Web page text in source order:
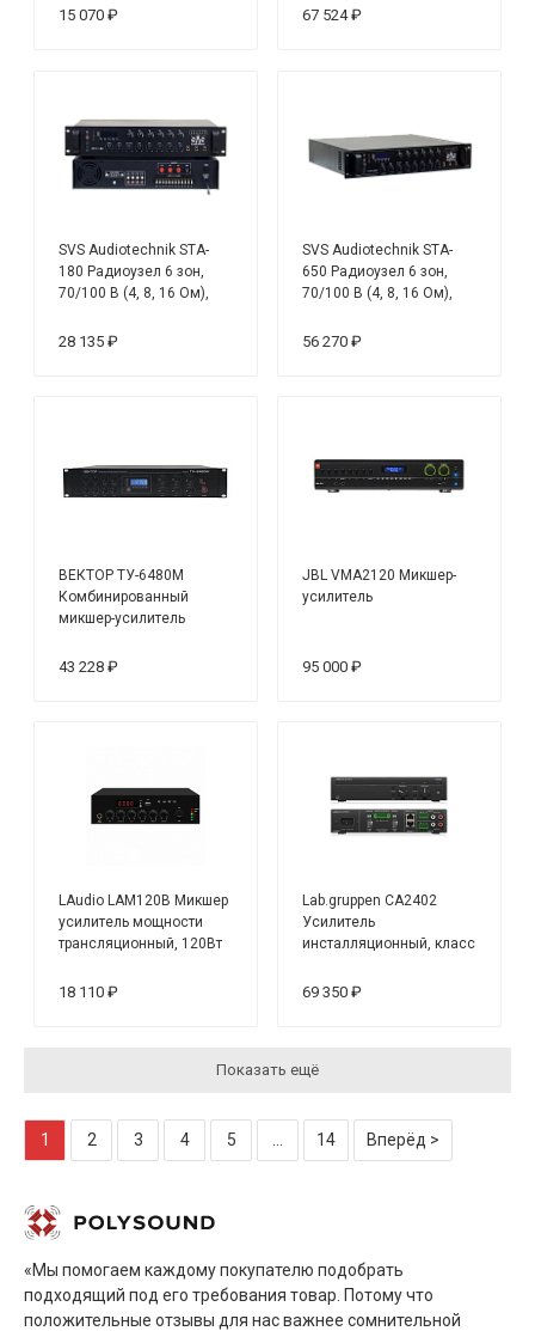
15 070 ₽
120 В/ 240 В, мощность
67 524 ₽
SVS Audiotechnik STA-
180 Радиоузел 6 зон,
70/100 В (4, 8, 16 Ом),
Вт
28 135 ₽
SVS Audiotechnik STA-
650 Радиоузел 6 зон,
70/100 В (4, 8, 16 Ом),
Вт
56 270 ₽
ВЕКТОР ТУ-6480М
Комбинированный
микшер-усилитель
43 228 ₽
JBL VMA2120 Микшер-
усилитель
95 000 ₽
LAudio LAM120B Микшер
усилитель мощности
трансляционный, 120Вт
18 110 ₽
Lab.gruppen CA2402
Усилитель
инсталляционный, класс
4/8Ом,70/100 B - 240 Вт
69 350 ₽
Показать ещё
1 2 3 4 5 14 Вперёд >
«Мы помогаем каждому покупателю подобрать
подходящий под его требования товар. Потому что
положительные отзывы для нас важнее сомнительной